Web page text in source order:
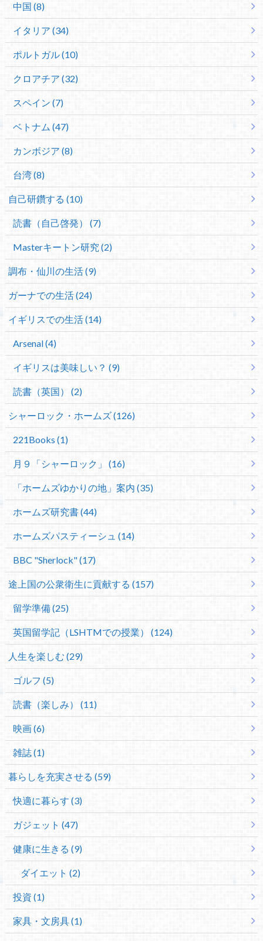
中国 (8)
イタリア (34)
ポルトガル (10)
クロアチア (32)
スペイン (7)
ベトナム (47)
カンボジア (8)
台湾 (8)
自己研鑽する (10)
読書（自己啓発） (7)
Masterキートン研究 (2)
調布・仙川の生活 (9)
ガーナでの生活 (24)
イギリスでの生活 (14)
Arsenal (4)
イギリスは美味しい？ (9)
読書（英国） (2)
シャーロック・ホームズ (126)
221Books (1)
月９「シャーロック」 (16)
「ホームズゆかりの地」案内 (35)
ホームズ研究書 (44)
ホームズパスティーシュ (14)
BBC "Sherlock" (17)
途上国の公衆衛生に貢献する (157)
留学準備 (25)
英国留学記（LSHTMでの授業） (124)
人生を楽しむ (29)
ゴルフ (5)
読書（楽しみ） (11)
映画 (6)
雑誌 (1)
暮らしを充実させる (59)
快適に暮らす (3)
ガジェット (47)
健康に生きる (9)
ダイエット (2)
投資 (1)
家具・文房具 (1)